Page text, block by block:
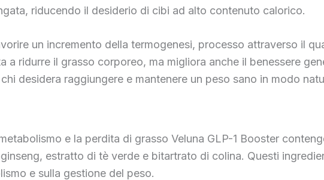
riducendo il desiderio di cibi ad alto contenuto calorico.
un incremento della termogenesi, processo attraverso il
a ridurre il grasso corporeo, ma migliora anche il benessere
desidera raggiungere e mantenere un peso sano in modo
e la perdita di grasso Veluna GLP-1 Booster
estratto di tè verde e bitartrato di colina. Questi
e sulla gestione del peso.